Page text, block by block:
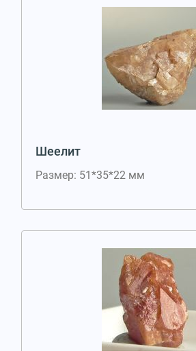
Шеелит
Размер: 51*35*22 мм